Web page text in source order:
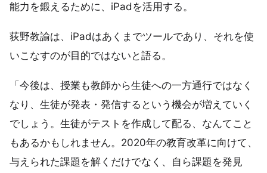
能力を鍛えるために、iPadを活用する。
荻野教諭は、iPadはあくまでツールであり、それを使
いこなすのが目的ではないと語る。
「今後は、授業も教師から生徒への一方通行ではなく
なり、生徒が発表・発信するという機会が増えていく
でしょう。生徒がテストを作成して配る、なんてこと
もあるかもしれません。2020年の教育改革に向けて、
与えられた課題を解くだけでなく、自ら課題を発見